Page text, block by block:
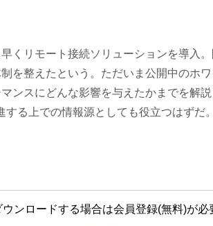
くリモート接続ソリューションを導入
を整えたという。ただいま公開中のホ
ンスにどんな影響を与えたかまでを解
る上での情報源としても役立つはずだ。
ンロードする場合は会員登録(無料)が必